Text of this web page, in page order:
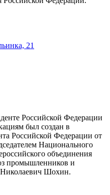
21
Российской Федерации
был создан в
Российской Федерации от
Национального
объединения
промышленников и
Шохин.